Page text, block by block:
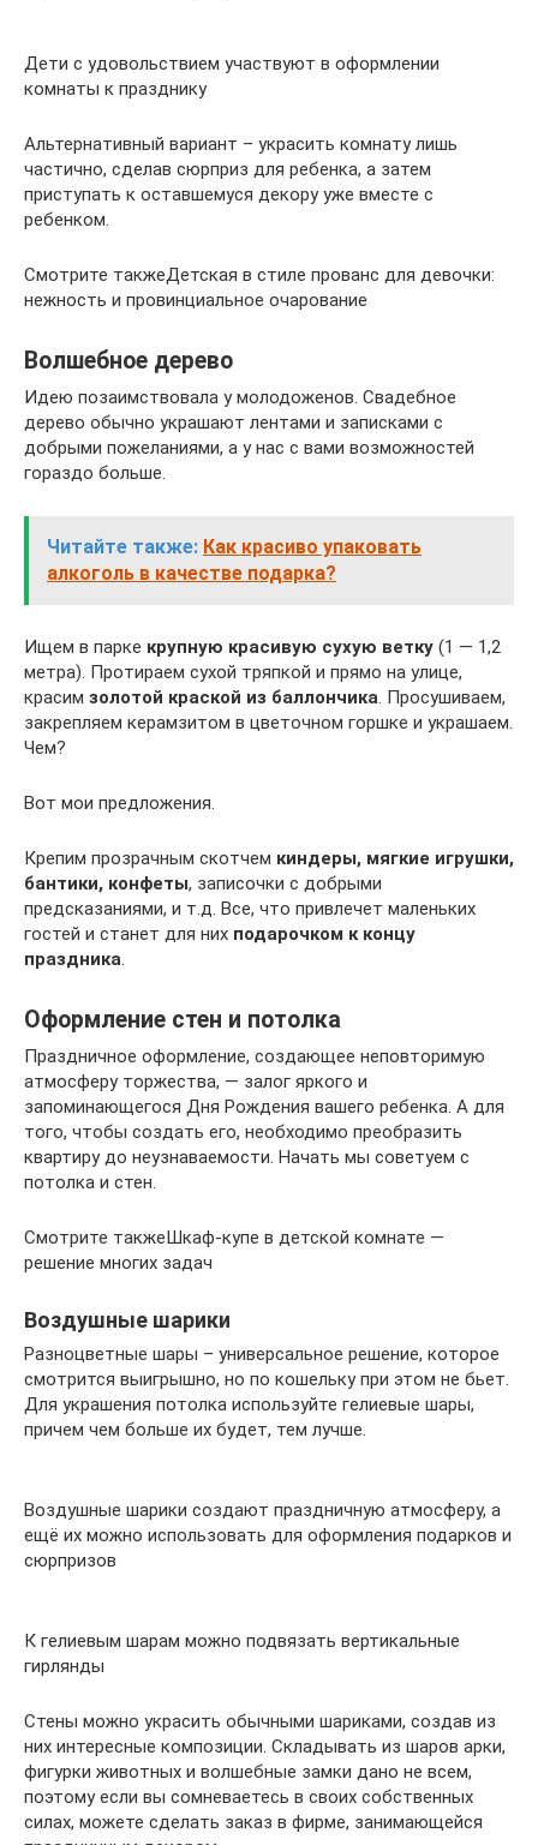
Дети с удовольствием участвуют в оформлении
комнаты к празднику
Альтернативный вариант – украсить комнату лишь
частично, сделав сюрприз для ребенка, а затем
приступать к оставшемуся декору уже вместе с
ребенком.
Смотрите такжеДетская в стиле прованс для девочки:
нежность и провинциальное очарование
Волшебное дерево
Идею позаимствовала у молодоженов. Свадебное
дерево обычно украшают лентами и записками с
добрыми пожеланиями, а у нас с вами возможностей
гораздо больше.
Читайте также: Как красиво упаковать
алкоголь в качестве подарка?
Ищем в парке крупную красивую сухую ветку (1 — 1,2
метра). Протираем сухой тряпкой и прямо на улице,
красим золотой краской из баллончика. Просушиваем,
закрепляем керамзитом в цветочном горшке и украшаем.
Чем?
Вот мои предложения.
Крепим прозрачным скотчем киндеры, мягкие игрушки,
бантики, конфеты, записочки с добрыми
предсказаниями, и т.д. Все, что привлечет маленьких
гостей и станет для них подарочком к концу
праздника.
Оформление стен и потолка
Праздничное оформление, создающее неповторимую
атмосферу торжества, — залог яркого и
запоминающегося Дня Рождения вашего ребенка. А для
того, чтобы создать его, необходимо преобразить
квартиру до неузнаваемости. Начать мы советуем с
потолка и стен.
Смотрите такжеШкаф-купе в детской комнате —
решение многих задач
Воздушные шарики
Разноцветные шары – универсальное решение, которое
смотрится выигрышно, но по кошельку при этом не бьет.
Для украшения потолка используйте гелиевые шары,
причем чем больше их будет, тем лучше.
Воздушные шарики создают праздничную атмосферу, а
ещё их можно использовать для оформления подарков и
сюрпризов
К гелиевым шарам можно подвязать вертикальные
гирлянды
Стены можно украсить обычными шариками, создав из
них интересные композиции. Складывать из шаров арки,
фигурки животных и волшебные замки дано не всем,
поэтому если вы сомневаетесь в своих собственных
силах, можете сделать заказ в фирме, занимающейся